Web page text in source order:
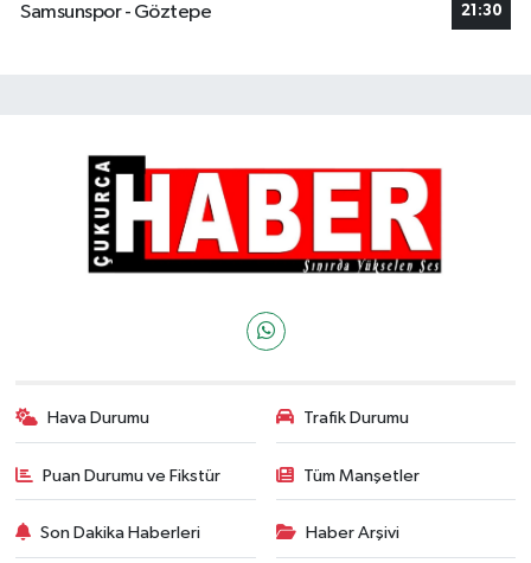
Samsunspor - Göztepe
21:30
Hava Durumu Trafik Durumu
Puan Durumu ve Fikstür Tüm Manşetler
Son Dakika Haberleri Haber Arşivi